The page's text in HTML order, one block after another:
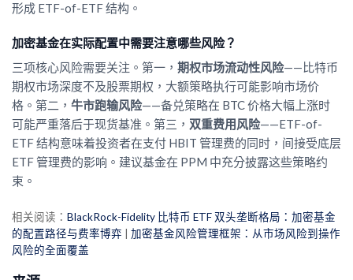
形成 ETF-of-ETF 结构。
加密基金在实际配置中需要注意哪些风险？
三项核心风险需要关注。第一， 期权市场流动性风险——比特币
期权市场深度不及股票期权，大额策略执行可能影响市场价
格。第二， 牛市跑输风险——备兑策略在 BTC 价格大幅上涨时
可能严重落后于现货基准。第三， 双重费用风险——ETF-of-
ETF 结构意味着投资者在支付 HBIT 管理费的同时，间接受底层
ETF 管理费的影响。建议基金在 PPM 中充分披露这些策略约
束。
相关阅读： BlackRock-Fidelity 比特币 ETF 双头垄断格局：加密基金
的配置路径与费率博弈
加密基金风险管理框架：从市场风险到操作
风险的全面覆盖